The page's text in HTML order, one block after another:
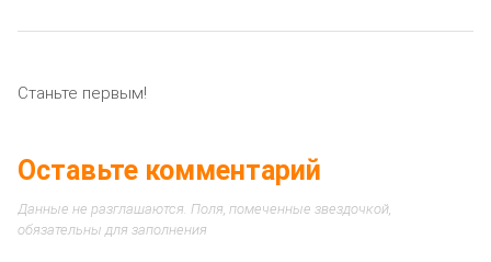
Станьте первым!
Оставьте комментарий
Данные не разглашаются. Поля, помеченные звездочкой,
обязательны для заполнения